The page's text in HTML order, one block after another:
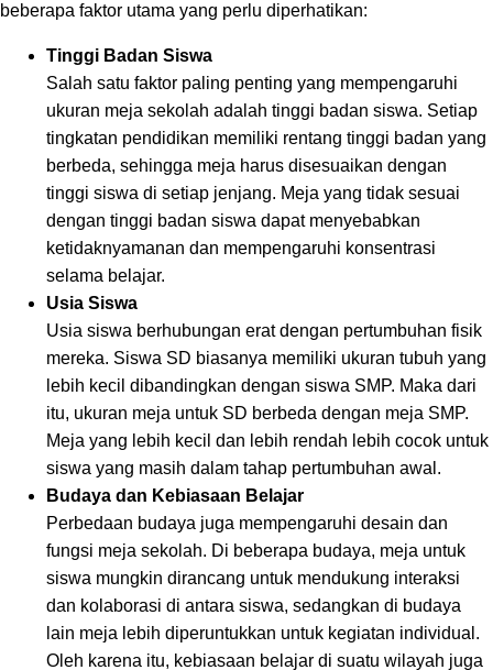
beberapa faktor utama yang perlu diperhatikan:
Tinggi Badan Siswa
Salah satu faktor paling penting yang mempengaruhi
ukuran meja sekolah adalah tinggi badan siswa. Setiap
tingkatan pendidikan memiliki rentang tinggi badan yang
berbeda, sehingga meja harus disesuaikan dengan
tinggi siswa di setiap jenjang. Meja yang tidak sesuai
dengan tinggi badan siswa dapat menyebabkan
ketidaknyamanan dan mempengaruhi konsentrasi
selama belajar.
Usia Siswa
Usia siswa berhubungan erat dengan pertumbuhan fisik
mereka. Siswa SD biasanya memiliki ukuran tubuh yang
lebih kecil dibandingkan dengan siswa SMP. Maka dari
itu, ukuran meja untuk SD berbeda dengan meja SMP.
Meja yang lebih kecil dan lebih rendah lebih cocok untuk
siswa yang masih dalam tahap pertumbuhan awal.
Budaya dan Kebiasaan Belajar
Perbedaan budaya juga mempengaruhi desain dan
fungsi meja sekolah. Di beberapa budaya, meja untuk
siswa mungkin dirancang untuk mendukung interaksi
dan kolaborasi di antara siswa, sedangkan di budaya
lain meja lebih diperuntukkan untuk kegiatan individual.
Oleh karena itu, kebiasaan belajar di suatu wilayah juga